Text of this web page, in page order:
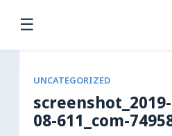
☰
UNCATEGORIZED
08-611_com-